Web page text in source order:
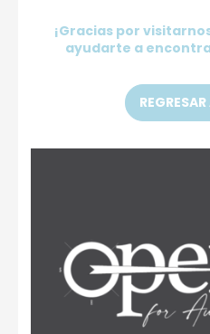
¡Gracias por
ayudarte a